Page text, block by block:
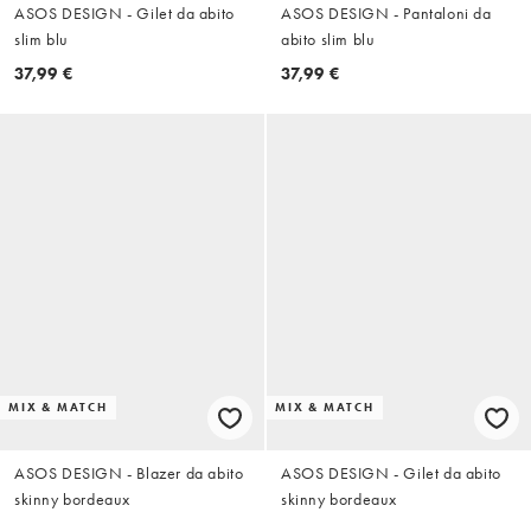
ASOS DESIGN - Gilet da abito
slim blu
37,99 €
ASOS DESIGN - Pantaloni da
abito slim blu
37,99 €
MIX & MATCH
ASOS DESIGN - Blazer da abito
skinny bordeaux
MIX & MATCH
ASOS DESIGN - Gilet da abito
skinny bordeaux